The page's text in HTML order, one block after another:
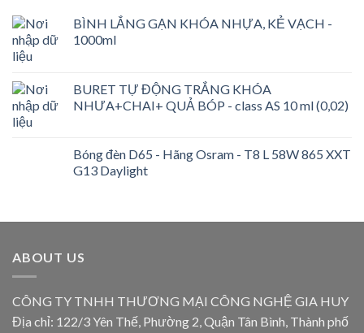
BÌNH LẮNG GẠN KHÓA NHỰA, KẺ VẠCH -
1000ml
BURET TỰ ĐỘNG TRẮNG KHÓA
NHƯA+CHAI+ QUẢ BÓP - class AS 10 ml (0,02)
Bóng đèn D65 - Hãng Osram - T8 L 58W 865 XXT
G13 Daylight
ABOUT US
CÔNG TY TNHH THƯƠNG MẠI CÔNG NGHỆ GIA HUY
Địa chỉ: 122/3 Yên Thế, Phường 2, Quận Tân Bình, Thành phố